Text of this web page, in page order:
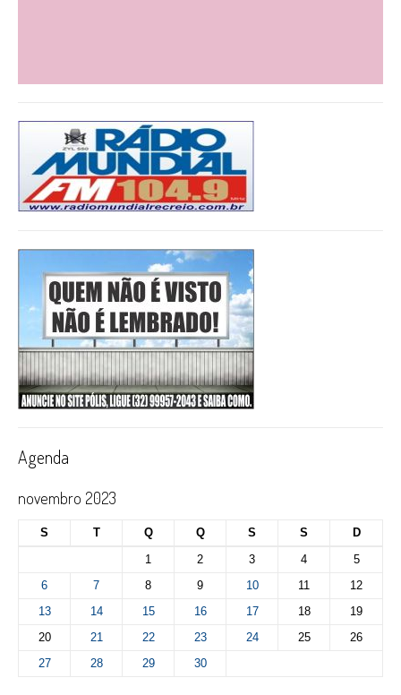
Agenda
novembro 2023
S T Q Q S S
D
1
2 3 4
5
6
7 8 9 10 11
12
13
14 15 16 17 18
19
20
21 22 23 24 25
26
27
28 29 30